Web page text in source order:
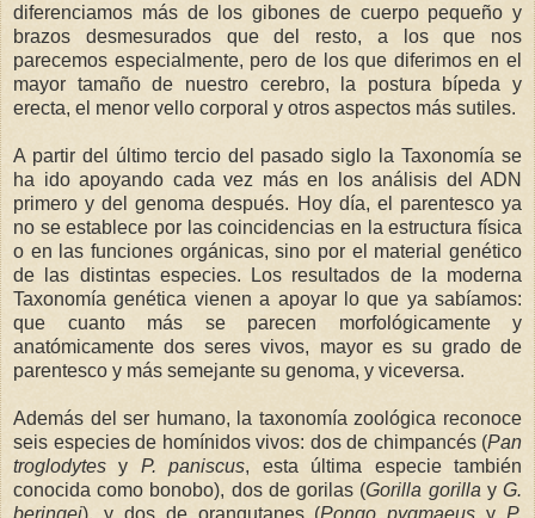
diferenciamos más de los gibones de cuerpo pequeño y
brazos desmesurados que del resto, a los que nos
parecemos especialmente, pero de los que diferimos en el
mayor tamaño de nuestro cerebro, la postura bípeda y
erecta, el menor vello corporal y otros aspectos más sutiles.
A partir del último tercio del pasado siglo la Taxonomía se
ha ido apoyando cada vez más en los análisis del ADN
primero y del genoma después. Hoy día, el parentesco ya
no se establece por las coincidencias en la estructura física
o en las funciones orgánicas, sino por el material genético
de las distintas especies. Los resultados de la moderna
Taxonomía genética vienen a apoyar lo que ya sabíamos:
que cuanto más se parecen morfológicamente y
anatómicamente dos seres vivos, mayor es su grado de
parentesco y más semejante su genoma, y viceversa.
Además del ser humano, la taxonomía zoológica reconoce
seis especies de homínidos vivos: dos de chimpancés (Pan
troglodytes y P. paniscus, esta última especie también
conocida como bonobo), dos de gorilas (Gorilla gorilla yG.
beringei), y dos de orangutanes (Pongo pygmaeus y P.